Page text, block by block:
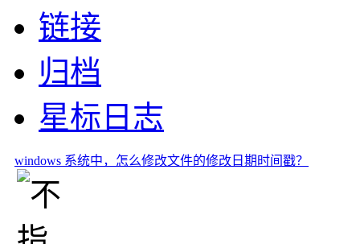
链接
归档
星标日志
windows 系统中，怎么修改文件的修改日期时间戳？